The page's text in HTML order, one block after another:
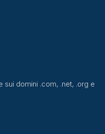
domini .com, .net, .org e